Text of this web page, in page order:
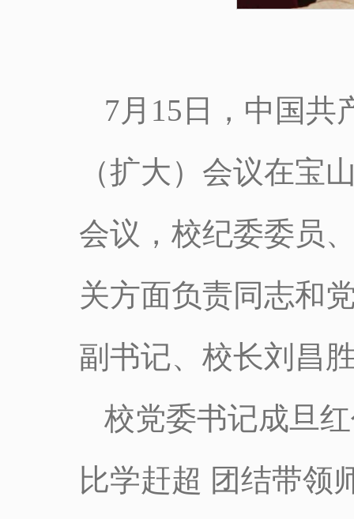
7月15日，中国共
（扩大）会议在宝
会议，校纪委委员
关方面负责同志和
副书记、校长刘昌
校党委书记成旦
比学赶超 团结带领